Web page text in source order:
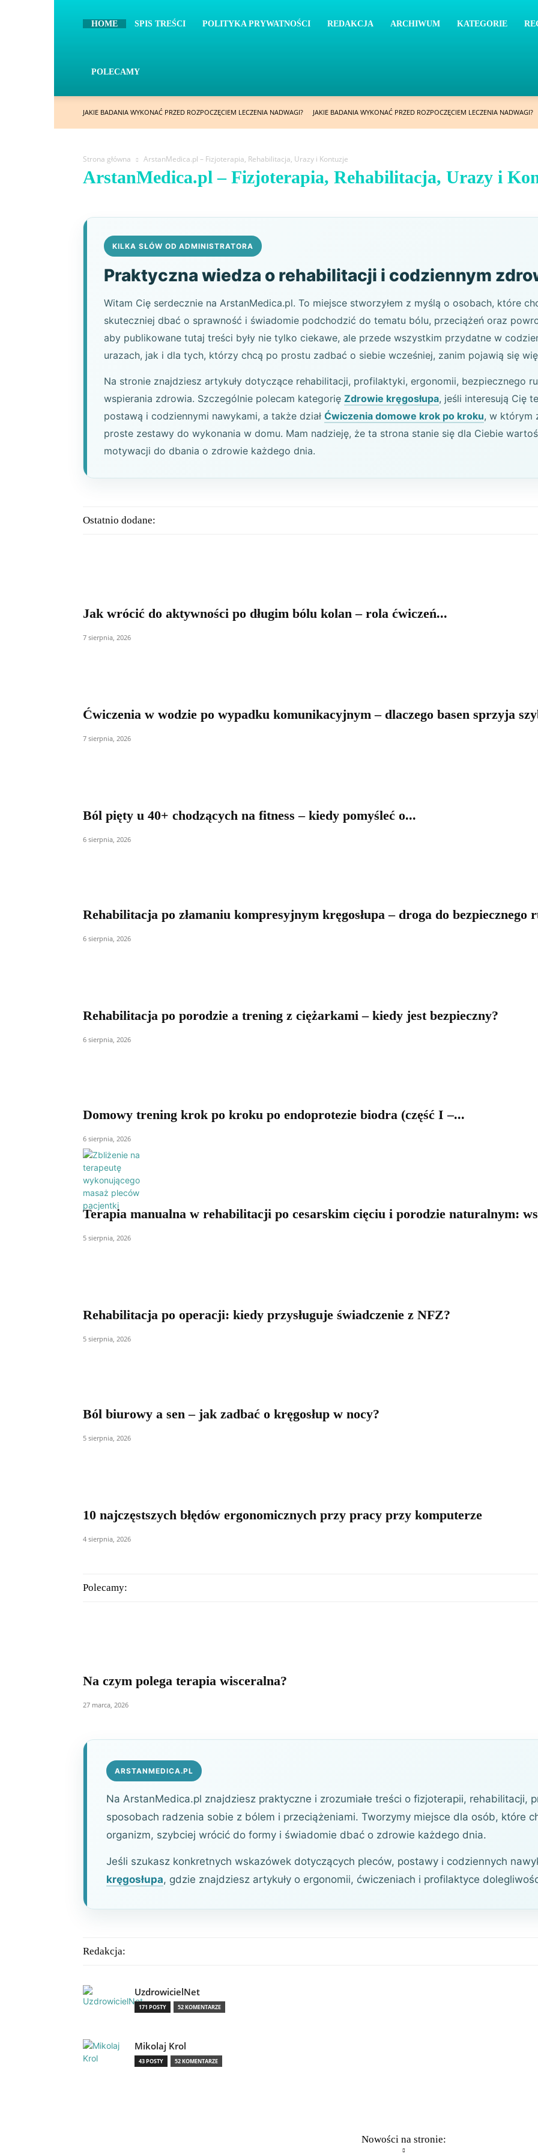
HOME SPIS TREŚCI POLITYKA PRYWATNOŚCI REDAKCJA ARCHIWUM KATEGORIE
POLECAMY
JAKIE BADANIA WYKONAĆ PRZED ROZPOCZĘCIEM LECZENIA NADWAGI? JAKIE BADANIA WYKONAĆ PRZED ROZPOCZĘCIEM LECZENIA NADWAGI?
Strona główna ArstanMedica.pl – Fizjoterapia, Rehabilitacja, Urazy i Kontuzje
ArstanMedica.pl – Fizjoterapia, Rehabilitacja, Urazy i
KILKA SŁÓW OD ADMINISTRATORA
Praktyczna wiedza o rehabilitacji i codziennym
Witam Cię serdecznie na ArstanMedica.pl. To miejsce stworzyłem z myślą o osobach, które
skuteczniej dbać o sprawność i świadomie podchodzić do tematu bólu, przeciążeń oraz
aby publikowane tutaj treści były nie tylko ciekawe, ale przede wszystkim przydatne w
urazach, jak i dla tych, którzy chcą po prostu zadbać o siebie wcześniej, zanim pojawią się
Na stronie znajdziesz artykuły dotyczące rehabilitacji, profilaktyki, ergonomii, bezpiecznego
wspierania zdrowia. Szczególnie polecam kategorię Zdrowie kręgosłupa, jeśli interesują Cię
postawą i codziennymi nawykami, a także dział Ćwiczenia domowe krok po kroku, w którym
proste zestawy do wykonania w domu. Mam nadzieję, że ta strona stanie się dla Ciebie
motywacji do dbania o zdrowie każdego dnia.
Ostatnio dodane:
Jak wrócić do aktywności po długim bólu kolan – rola ćwiczeń...
7 sierpnia, 2026
Ćwiczenia w wodzie po wypadku komunikacyjnym – dlaczego basen sprzyja
7 sierpnia, 2026
Ból pięty u 40+ chodzących na fitness – kiedy pomyśleć o...
6 sierpnia, 2026
Rehabilitacja po złamaniu kompresyjnym kręgosłupa – droga do bezpiecznego
6 sierpnia, 2026
Rehabilitacja po porodzie a trening z ciężarkami – kiedy jest bezpieczny?
6 sierpnia, 2026
Domowy trening krok po kroku po endoprotezie biodra (część I –...
6 sierpnia, 2026
Terapia manualna w rehabilitacji po cesarskim cięciu i porodzie naturalnym:
5 sierpnia, 2026
Rehabilitacja po operacji: kiedy przysługuje świadczenie z NFZ?
5 sierpnia, 2026
Ból biurowy a sen – jak zadbać o kręgosłup w nocy?
5 sierpnia, 2026
10 najczęstszych błędów ergonomicznych przy pracy przy komputerze
4 sierpnia, 2026
Polecamy:
Na czym polega terapia wisceralna?
27 marca, 2026
ARSTANMEDICA.PL
Na ArstanMedica.pl znajdziesz praktyczne i zrozumiałe treści o fizjoterapii, rehabilitacji,
sposobach radzenia sobie z bólem i przeciążeniami. Tworzymy miejsce dla osób, które
organizm, szybciej wrócić do formy i świadomie dbać o zdrowie każdego dnia.
Jeśli szukasz konkretnych wskazówek dotyczących pleców, postawy i codziennych
kręgosłupa, gdzie znajdziesz artykuły o ergonomii, ćwiczeniach i profilaktyce
Redakcja:
UzdrowicielNet
171 POSTY 52 KOMENTARZE
Mikolaj Krol
43 POSTY 52 KOMENTARZE
Nowości na stronie: